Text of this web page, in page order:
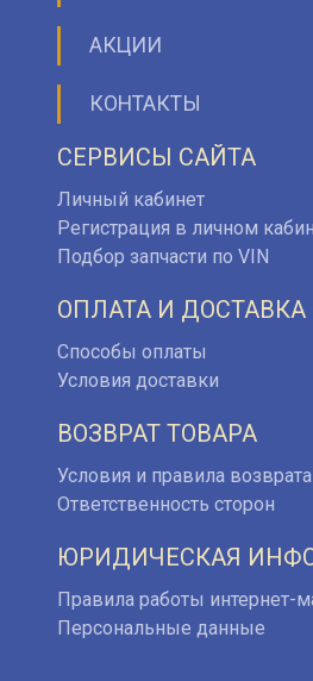
АКЦИИ
КОНТАКТЫ
СЕРВИСЫ САЙТА
Личный кабинет
Регистрация в личном
Подбор запчасти по VIN
ОПЛАТА И ДОСТАВКА
Способы оплаты
Условия доставки
ВОЗВРАТ ТОВАРА
Условия и правила
Ответственность сторон
ЮРИДИЧЕСКАЯ
Правила работы интернет-
Персональные данные